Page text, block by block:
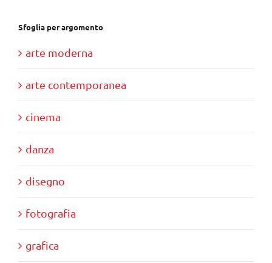
Sfoglia per argomento
arte moderna
arte contemporanea
cinema
danza
disegno
fotografia
grafica